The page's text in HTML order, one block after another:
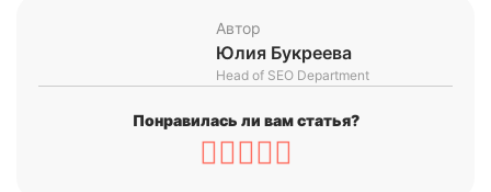
Автор
Юлия Букреева
Head of SEO Department
Понравилась ли вам статья?